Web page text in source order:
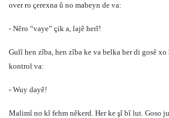
over ro çerexna û no mabeyn de va:
- Nêro “vaye” çik a, lajê herî!
Gulî hen zîba, hen zîba ke va belka her di gosê
kontrol va:
- Wuy dayê!
Malimî no kî fehm nêkerd. Her ke şî bî lut. Goso